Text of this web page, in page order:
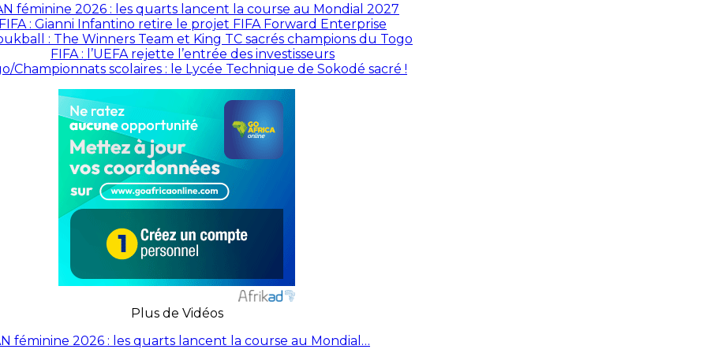
féminine 2026 : les quarts lancent la course au Mondial 2027
FIFA : Gianni Infantino retire le projet FIFA Forward Enterprise
: The Winners Team et King TC sacrés champions du Togo
FIFA : l’UEFA rejette l’entrée des investisseurs
Championnats scolaires : le Lycée Technique de Sokodé sacré !
Plus de Vidéos
féminine 2026 : les quarts lancent la course au Mondial…